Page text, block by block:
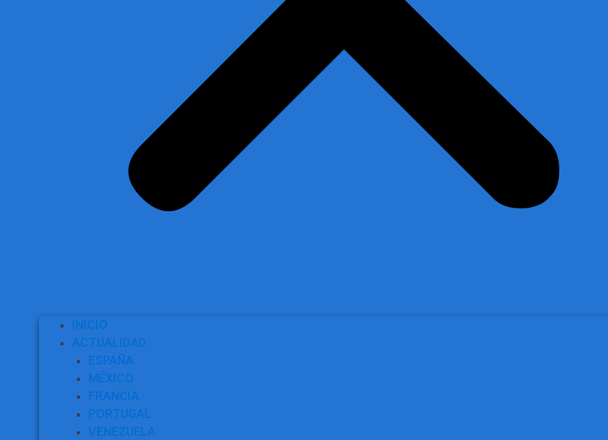
INICIO
ACTUALIDAD
ESPAÑA
MÉXICO
FRANCIA
PORTUGAL
VENEZUELA